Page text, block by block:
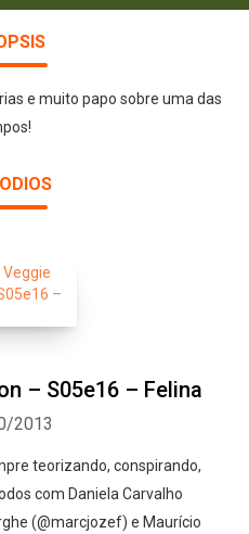
e muito papo sobre uma das
– S05e16 – Felina
2013
teorizando, conspirando,
com Daniela Carvalho
(@marcjozef) e Maurício